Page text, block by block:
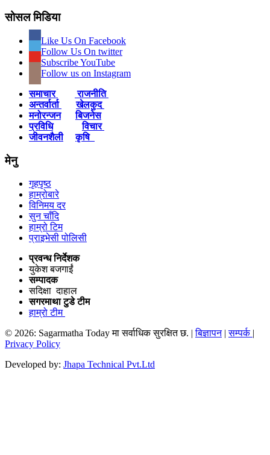
सोसल मिडिया
Like Us On Facebook
Follow Us On twitter
Subscribe YouTube
Follow us on Instagram
समाचार
राजनीति
अन्तर्वार्ता
खेलकुद
मनोरन्जन
बिजनेस
प्रविधि
विचार
जीवनशैली
कृषि
मेनु
गृहपृष्ठ
हाम्रोबारे
विनिमय दर
सुन चाँदि
हाम्रो टिम
प्राइभेसी पोलिसी
प्रवन्ध निर्देशक
युकेश बजगाईं
सम्पादक
सदिक्षा दाहाल
सगरमाथा टुडे टीम
हाम्रो टीम
© 2026: Sagarmatha Today मा सर्वाधिक सुरक्षित छ. |बिज्ञापन|सम्पर्क |
Privacy Policy
Developed by: Jhapa Technical Pvt.Ltd